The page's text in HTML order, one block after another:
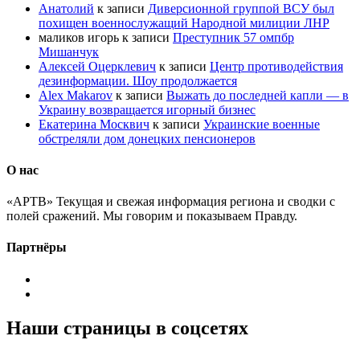
Анатолий к записи Диверсионной группой ВСУ был
похищен военнослужащий Народной милиции ЛНР
маликов игорь к записи Преступник 57 омпбр
Мишанчук
Алексей Оцерклевич к записи Центр противодействия
дезинформации. Шоу продолжается
Alex Makarov к записи Выжать до последней капли — в
Украину возвращается игорный бизнес
Екатерина Москвич к записи Украинские военные
обстреляли дом донецких пенсионеров
О нас
«АРТВ» Текущая и свежая информация региона и сводки с
полей сражений. Мы говорим и показываем Правду.
Партнёры
Наши страницы в соцсетях